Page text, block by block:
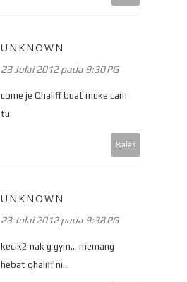
UNKNOWN
23 Julai 2012 pada 9:30 PG
come je Qhaliff buat muke cam
tu.
Balas
UNKNOWN
23 Julai 2012 pada 9:38 PG
kecik2 nak g gym... memang
hebat qhaliff ni...